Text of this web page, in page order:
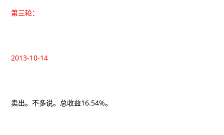
第三轮：
2013-10-14
卖出。不多说。总收益16.54%。